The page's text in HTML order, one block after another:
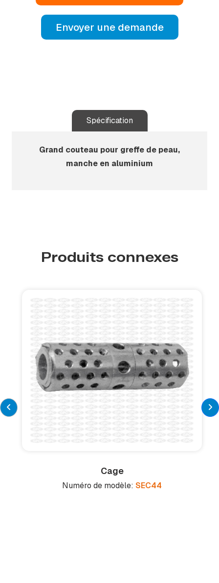
Envoyer une demande
Spécification
Grand couteau pour greffe de peau,
manche en aluminium
Produits connexes
Cage
Numéro de modèle: SEC44